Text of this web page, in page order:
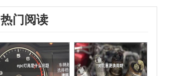
热门阅读